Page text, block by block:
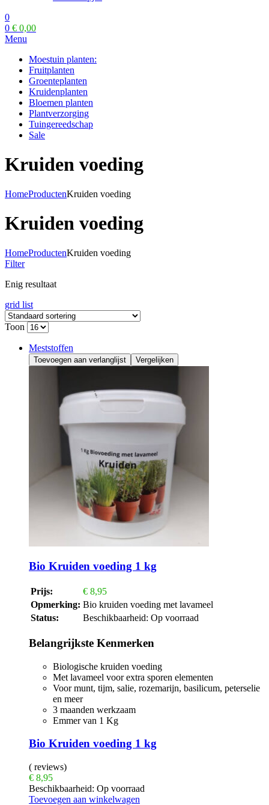
0
0 € 0,00
Menu
Moestuin planten:
Fruitplanten
Groenteplanten
Kruidenplanten
Bloemen planten
Plantverzorging
Tuingereedschap
Sale
Kruiden voeding
HomeProductenKruiden voeding
Kruiden voeding
HomeProductenKruiden voeding
Filter
Enig resultaat
grid list
Toon
Meststoffen
Toevoegen aan verlanglijst Vergelijken
Bio Kruiden voeding 1 kg
Prijs: € 8,95
Opmerking: Bio kruiden voeding met lavameel
Status:
Beschikbaarheid: Op voorraad
Belangrijkste Kenmerken
Biologische kruiden voeding
Met lavameel voor extra sporen elementen
Voor munt, tijm, salie, rozemarijn, basilicum, peterselie
en meer
3 maanden werkzaam
Emmer van 1 Kg
Bio Kruiden voeding 1 kg
( reviews)
€ 8,95
Beschikbaarheid: Op voorraad
Toevoegen aan winkelwagen